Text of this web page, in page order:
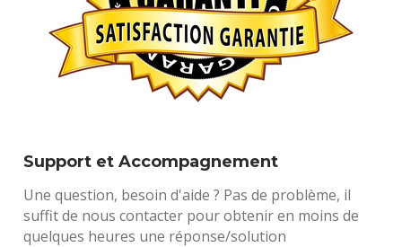
Support et Accompagnement
Une question, besoin d'aide ? Pas de problème, il
suffit de nous contacter pour obtenir en moins de
quelques heures une réponse/solution